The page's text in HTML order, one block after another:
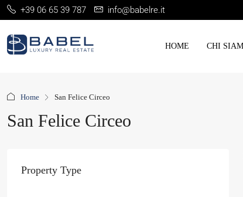
+39 06 65 39 787 info@babelre.it
HOME CHI
Home San Felice Circeo
San Felice Circeo
Property Type